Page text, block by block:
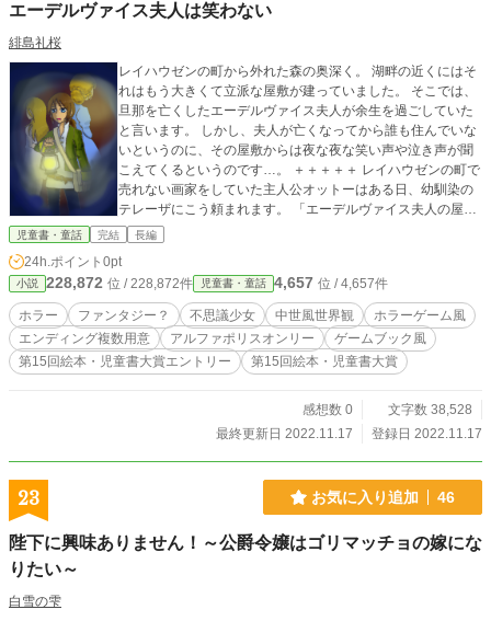
エーデルヴァイス夫人は笑わない
緋島礼桜
レイハウゼンの町から外れた森の奥深く。 湖畔の近くにはそ
れはもう大きくて立派な屋敷が建っていました。 そこでは、
旦那を亡くしたエーデルヴァイス夫人が余生を過ごしていた
と言います。 しかし、夫人が亡くなってから誰も住んでいな
いというのに、その屋敷からは夜な夜な笑い声や泣き声が聞
こえてくるというのです…。 ＋＋＋＋＋ レイハウゼンの町で
売れない画家をしていた主人公オットーはある日、幼馴染の
テレーザにこう頼まれます。 「エーデルヴァイス夫人の屋敷
へ行って夫人を笑わせて来て」 ちょっと変わった依頼を受け
近くにある屋敷へと向かうことになるのでした。 しかしそこ
で待っていたのは、笑顔とは反対の恐ろしい体験でした――
―。 ＋＋＋＋＋ ホラーゲームにありそうな設定での小説にな
ります。 ゲームブック風に選択肢があり、エンディングも複
数用意されています。 ホラー要素自体は少なめ。 子供向け…
というよりは大人向けの児童書・童話かもしれません。
児童書・童話 完結 長編
24h.ポイント 0pt
小説 228,872 位 / 228,872件 児童書・童話 4,657 位 / 4,657件
ホラー ファンタジー？ 不思議少女 中世風世界観
ホラーゲーム風
エンディング複数用意
アルファポリスオンリー
ゲームブック風
第15回絵本・児童書大賞エントリー
第15回絵本・児童書大賞
感想数 0
文字数 38,528
最終更新日 2022.11.17
登録日 2022.11.17
23 お気に入り追加 46
陛下に興味ありません！～公爵令嬢はゴリマッチョの嫁にな
りたい～
白雪の雫